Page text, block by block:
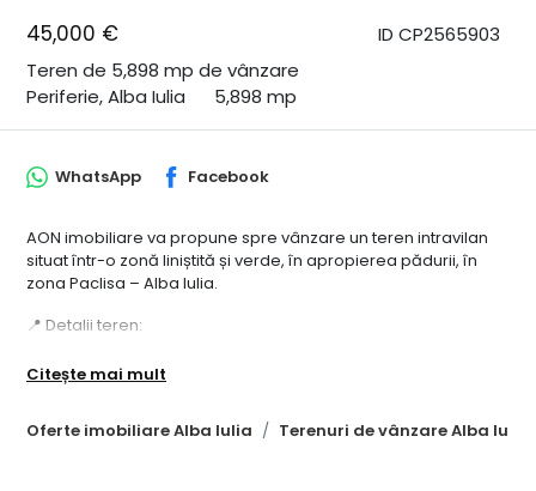
ID CP2565903
45,000 €
Teren de 5,898 mp de vânzare
Periferie, Alba Iulia
5,898 mp
Oferte imobiliare Alba Iulia Terenuri de vânzare Alba Iulia
WhatsApp Facebook
AON imobiliare va propune spre vânzare un teren intravilan
situat într-o zonă liniștită și verde, în apropierea pădurii, în
zona Paclisa – Alba Iulia.
📍 Detalii teren:
Suprafață: 5898mp
Citește mai mult